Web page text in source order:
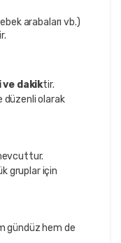
arabaları vb.)
ve dakiktir.
düzenli olarak
gruplar için
gündüz hem de